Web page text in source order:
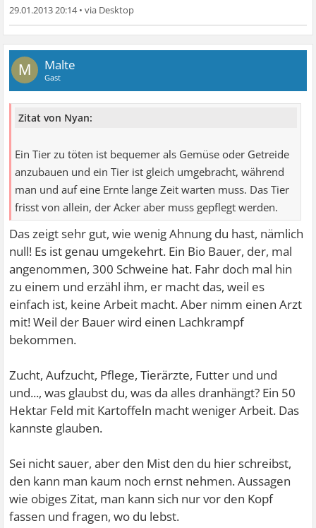
29.01.2013 20:14•
M Malte
Gast
Zitat von Nyan:
Ein Tier zu töten ist bequemer als Gemüse oder Getreide
anzubauen und ein Tier ist gleich umgebracht, während
man und auf eine Ernte lange Zeit warten muss. Das Tier
frisst von allein, der Acker aber muss gepflegt werden.
Das zeigt sehr gut, wie wenig Ahnung du hast, nämlich
null! Es ist genau umgekehrt. Ein Bio Bauer, der, mal
angenommen, 300 Schweine hat. Fahr doch mal hin
zu einem und erzähl ihm, er macht das, weil es
einfach ist, keine Arbeit macht. Aber nimm einen Arzt
mit! Weil der Bauer wird einen Lachkrampf
bekommen.
Zucht, Aufzucht, Pflege, Tierärzte, Futter und und
und..., was glaubst du, was da alles dranhängt? Ein 50
Hektar Feld mit Kartoffeln macht weniger Arbeit. Das
kannste glauben.
Sei nicht sauer, aber den Mist den du hier schreibst,
den kann man kaum noch ernst nehmen. Aussagen
wie obiges Zitat, man kann sich nur vor den Kopf
fassen und fragen, wo du lebst.